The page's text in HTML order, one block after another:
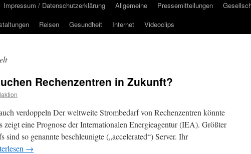
Impressum / Datenschutzerklärung Allgemeine Pressemitteilungen
Reisen Gesundheit Internet Videoclips
Rechenzentren in Zukunft?
verdoppeln Der weltweite Strombedarf von Rechenzentren könnte
zeigt eine Prognose der Internationalen Energieagentur (IEA). Größter
sind so genannte beschleunigte („accelerated“) Server. Ihr
→